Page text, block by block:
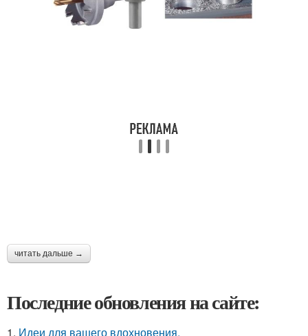
читать дальше →
Последние обновления на сайте:
1. Идеи для вашего вдохновения.